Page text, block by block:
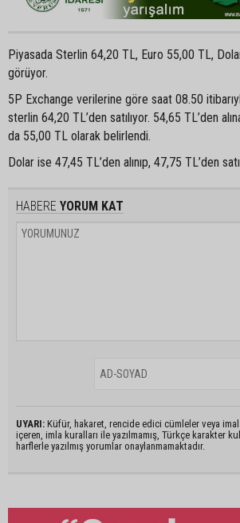
Piyasada Sterlin 64,20 TL, Euro 55,00 TL,
görüyor.
5P Exchange verilerine göre saat 08.50
sterlin 64,20 TL’den satılıyor. 54,65 TL’den
da 55,00 TL olarak belirlendi.
Dolar ise 47,45 TL’den alınıp, 47,75 TL’den
HABERE YORUM KAT
UYARI: Küfür, hakaret, rencide edici cümleler veya
içeren, imla kuralları ile yazılmamış, Türkçe karakter
harflerle yazılmış yorumlar onaylanmamaktadır.